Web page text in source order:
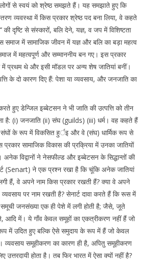
से स्वयं को श्रेष्ठ समझते हैं। यह समझाते हुए कि
व्यवस्था में किस प्रकार श्रेष्ठ पद बना लिया, वे कहते
की दृष्टि से संस्कारों, बलि देने, यज्ञ, व जप में विशिष्टता
समाज में सामाजिक जीवन में यज्ञ और बलि का बड़ा महत्व
में महत्वपूर्ण और सम्माननीय बन गए। इस प्रकार
में प्रथम थे और इसी मॉडल पर अन्य शेष जातियां बनीं।
के दो कारण दिए हैं: पेशा या व्यवसाय, और जनजाति का
हुए डेन्जिल इब्बेटसन ने भी जाति की उत्पत्ति को तीन
है: (i) जनजाति (ii) संघ (guilds) (iii) धर्म। वह कहते हैं
संघों के रूप में विकसित हुर्इ और वे (संघ) धार्मिक रूप से
सामाजिक विकास की प्रक्रिया में उनका जातियों
विद्वानों ने नेसफील्ड और इब्बेटसन के सिद्धान्तों की
(Senart) ने एक प्रश्न रखा है कि चूंकि अनेक जातियां
हैं, वे अपने नाम किस प्रकार रखती हैं? क्या वे अपने
पर नाम रखती है? सेनार्ट दावा करते हैं कि रूस में
जनसंख्या एक ही पेशे में लगी होती है; जैसे, जूते
आदि में। ये गाँव केवल समूहों का एकत्रीकरण नहीं हैं जो
में उदित हुए बल्कि ऐसे समुदाय के रूप में हैं जो केवल
व्यवसाय समूहीकरण का कारण ही है, अपितु समूहीकरण
उत्तरदायी होता है। तब फिर भारत में ऐसा क्यों नहीं है?